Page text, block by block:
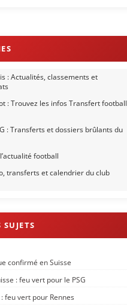
: Actualités, classements et
: Trouvez les infos Transfert football
: Transferts et dossiers brûlants du
football
transferts et calendrier du club
confirmé en Suisse
: feu vert pour le PSG
feu vert pour Rennes